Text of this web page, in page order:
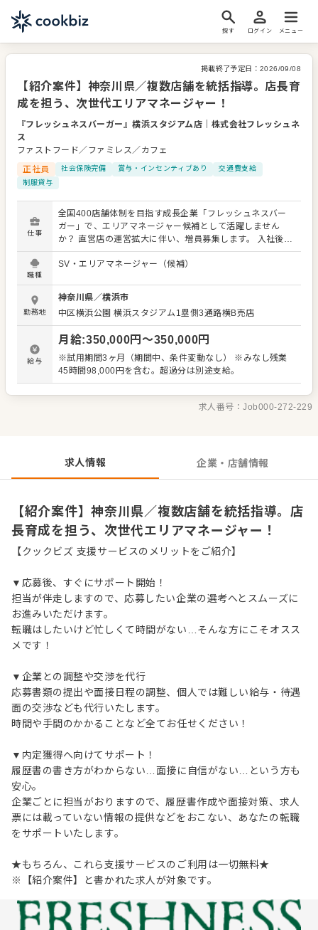
探す ログイン メニュー
掲載終了予定日： 2026/09/08
【紹介案件】神奈川県／複数店舗を統括指導。店長育
成を担う、次世代エリアマネージャー！
『フレッシュネスバーガー』横浜スタジアム店
株式会社フレッシュネ
ス
ファストフード／ファミレス／カフェ
正社員
社会保険完備 賞与・インセンティブあり
交通費支給
制服貸与
仕事
全国400店舗体制を目指す成長企業「フレッシュネスバー
ガー」で、エリアマネージャー候補として活躍しません
か？ 直営店の運営拡大に伴い、増員募集します。 入社後は
まず店舗業務を通じて当社の理念や運営を習得いただいた
後、早期に複数店舗の統括マネジメントをお任せします。
値管理、店長やスタッフの育成指導です。 独自の魅力を持
つ店舗運営を牽引し、成長企業の幹部としてキャリアを実
現してください。 ＜おすすめポイント＞ 全国400店舗体制
を目指す成長企業の幹部ポスト。 複数店舗の戦略・数値管
理を担い、大幅なキャリアアップが可能です。
職種
SV・エリアマネージャー（候補）
勤務地
神奈川県／横浜市
中区横浜公園 横浜スタジアム1塁側3通路横B売店
給与
月給:350,000円〜350,000円
※試用期間3ヶ月（期間中、条件変動なし） ※みなし残業
45時間98,000円を含む。超過分は別途支給。
求人番号：Job000-272-229
求人情報 企業・店舗情報
【紹介案件】神奈川県／複数店舗を統括指導。店
長育成を担う、次世代エリアマネージャー！
【クックビズ 支援サービスのメリットをご紹介】
▼応募後、すぐにサポート開始！
担当が伴走しますので、応募したい企業の選考へとスムーズに
お進みいただけます。
転職はしたいけど忙しくて時間がない…そんな方にこそオスス
メです！
▼企業との調整や交渉を代行
応募書類の提出や面接日程の調整、個人では難しい給与・待遇
面の交渉なども代行いたします。
時間や手間のかかることなど全てお任せください！
▼内定獲得へ向けてサポート！
履歴書の書き方がわからない…面接に自信がない…という方も
安心。
企業ごとに担当がおりますので、履歴書作成や面接対策、求人
票には載っていない情報の提供などをおこない、あなたの転職
をサポートいたします。
★もちろん、これら支援サービスのご利用は一切無料★
※【紹介案件】と書かれた求人が対象です。